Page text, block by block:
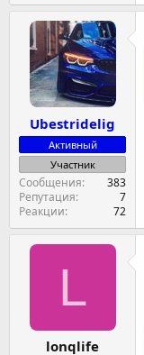
Ubestridelig
Активный
Участник
Сообщения
383
Репутация
7
Реакции
72
L
lonqlife